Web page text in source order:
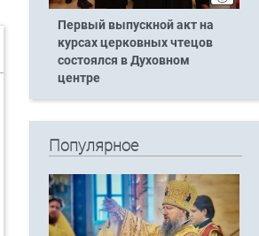
Первый выпускной акт на
курсах церковных чтецов
состоялся в Духовном
центре
Популярное